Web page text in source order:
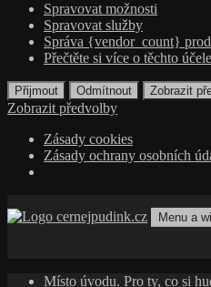
Spravovat možnosti
Spravovat služby
Správa {vendor_count}
Přečtěte si více o těchto
Přijmout Odmítnout Zobrazit
Zobrazit předvolby
Zásady cookies
Zásady ochrany osobních
k
Menu a
Místo úvodu. Pro ty, co si